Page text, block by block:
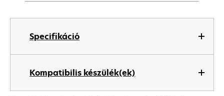
Specifikáció
Kompatibilis készülék(ek)